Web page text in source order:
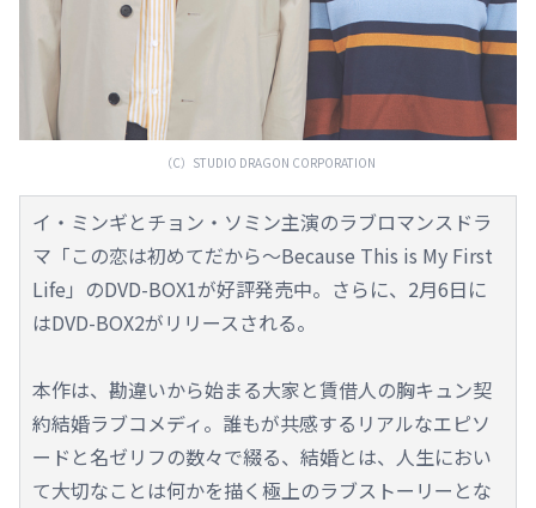
（C）STUDIO DRAGON CORPORATION
イ・ミンギとチョン・ソミン主演のラブロマンスドラ
マ「この恋は初めてだから～Because This is My First
Life」のDVD-BOX1が好評発売中。さらに、2月6日に
はDVD-BOX2がリリースされる。
本作は、勘違いから始まる大家と賃借人の胸キュン契
約結婚ラブコメディ。誰もが共感するリアルなエピソ
ードと名ゼリフの数々で綴る、結婚とは、人生におい
て大切なことは何かを描く極上のラブストーリーとな